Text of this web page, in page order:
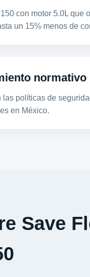
con motor 5.0L que
un 15% menos de
normativo
las políticas de
en México.
Save